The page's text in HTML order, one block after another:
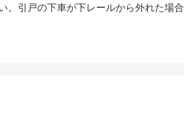
引戸の下車が下レールから外れた場